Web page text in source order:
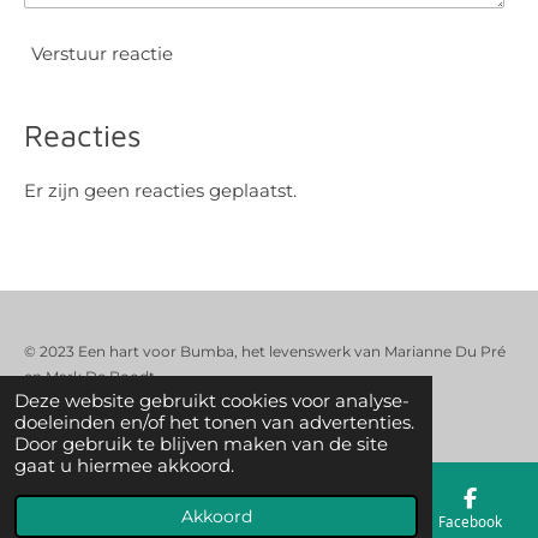
Deze website gebruikt cookies voor analyse-
doeleinden en/of het tonen van advertenties.
Door gebruik te blijven maken van de site
gaat u hiermee akkoord.
Akkoord
Verstuur reactie
Reacties
Er zijn geen reacties geplaatst.
© 2023 Een hart voor Bumba, het levenswerk van Marianne Du Pré
en Mark De Boodt
Powered byJouwWeb
Telefoonnummer Facebook